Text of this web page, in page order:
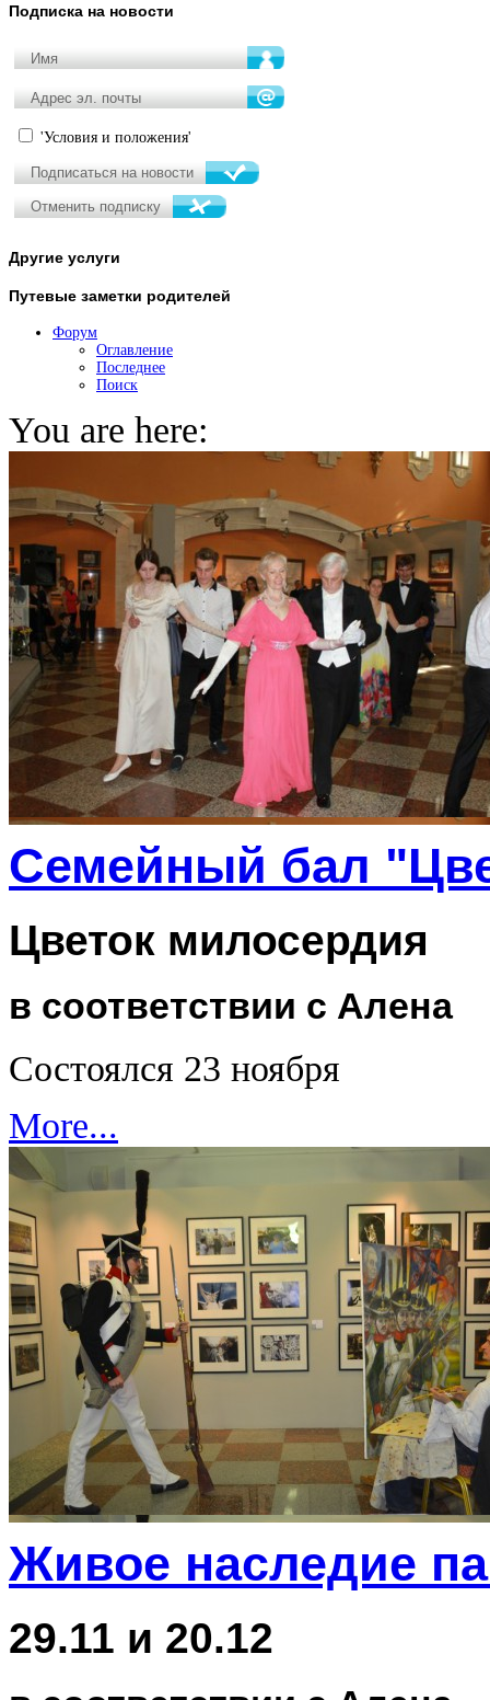
Подписка на новости
'Условия и положения'
Другие услуги
Путевые заметки родителей
Форум
Оглавление
Последнее
Поиск
You are here:
Семейный бал
Цветок милосердия
в соответствии с Алена
Состоялся 23 ноября
More...
Живое наследие
29.11 и 20.12